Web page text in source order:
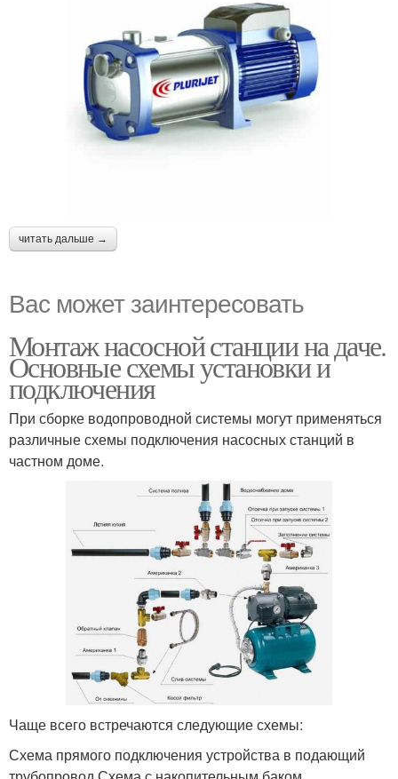
читать дальше →
Вас может заинтересовать
Монтаж насосной станции на даче.
Основные схемы установки и
подключения
При сборке водопроводной системы могут применяться
различные схемы подключения насосных станций в
частном доме.
Чаще всего встречаются следующие схемы:
Схема прямого подключения устройства в подающий